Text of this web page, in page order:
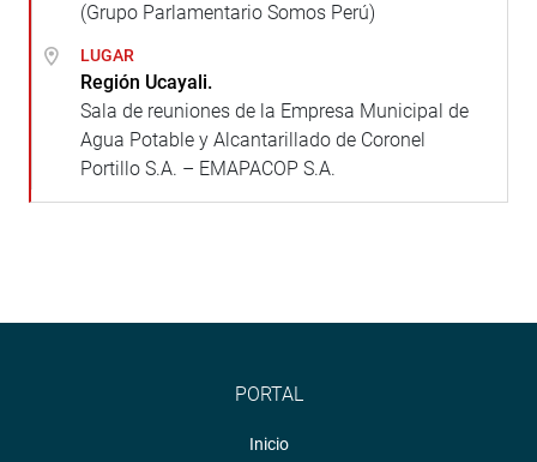
(Grupo Parlamentario Somos Perú)
LUGAR
Región Ucayali.
Sala de reuniones de la Empresa Municipal de
Agua Potable y Alcantarillado de Coronel
Portillo S.A. – EMAPACOP S.A.
PORTAL
Inicio